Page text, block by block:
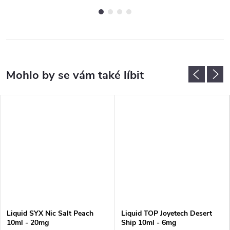
Liquid SYX Nic Salt Peach
10ml - 20mg
Liquid TOP Joyetech Desert
Ship 10ml - 6mg